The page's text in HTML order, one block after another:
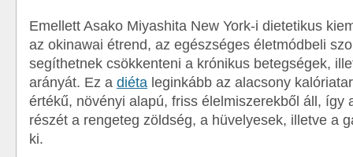
Emellett Asako Miyashita New York-i dietetikus
az okinawai étrend, az egészséges életmódbeli
segíthetnek csökkenteni a krónikus betegségek,
arányát. Ez a diéta leginkább az alacsony
értékű, növényi alapú, friss élelmiszerekből áll, így
részét a rengeteg zöldség, a hüvelyesek, illetve a
ki.